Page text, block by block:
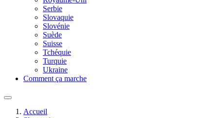
Serbie
Slovaquie
Slovénie
Suède
Suisse
Tchéquie
Turquie
Ukraine
Comment ça marche
Accueil